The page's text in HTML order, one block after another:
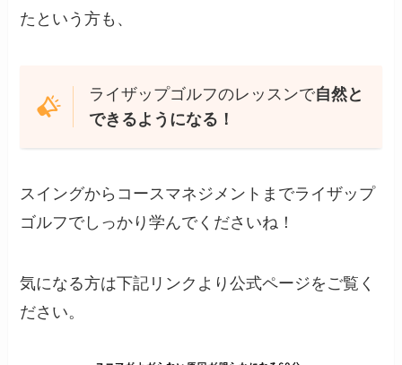
たという方も、
ライザップゴルフのレッスンで自然と
できるようになる！
スイングからコースマネジメントまでライザップ
ゴルフでしっかり学んでくださいね！
気になる方は下記リンクより公式ページをご覧く
ださい。